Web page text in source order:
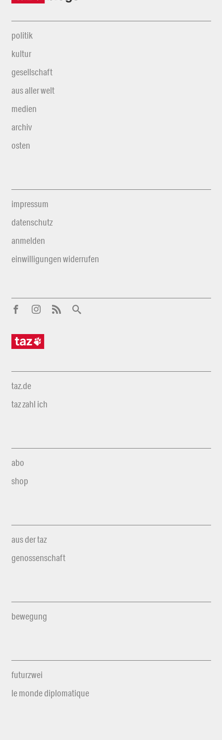
politik
kultur
gesellschaft
aus aller welt
medien
archiv
osten
impressum
datenschutz
anmelden
einwilligungen widerrufen
taz.de
taz zahl ich
abo
shop
aus der taz
genossenschaft
bewegung
futurzwei
le monde diplomatique